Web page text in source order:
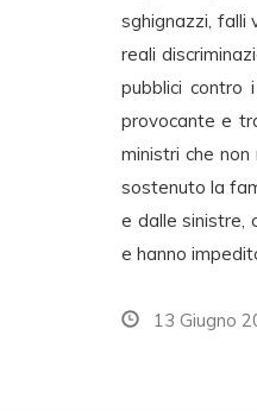
sghignazzi, falli
reali
pubblici contro
provocante e
ministri che
sostenuto la
e dalle sinistre,
e hanno
13 Giugno